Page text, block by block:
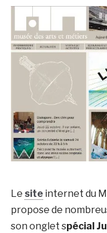
Le siteinternet du
propose de
son onglet spécial